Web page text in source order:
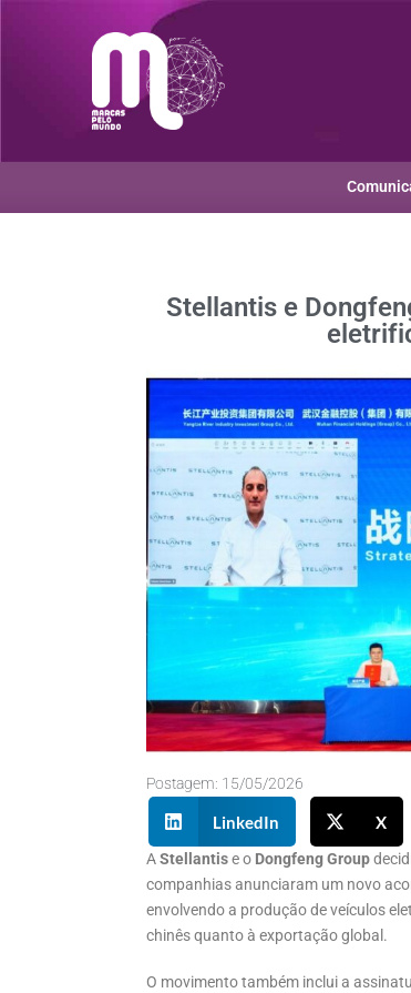
Stellantis e
Postagem: 15/05/2026
LinkedIn X
AStellantise o Dongfeng Group
companhias anunciaram um novo
envolvendo a produção de veículos
chinês quanto à exportação global.
O movimento também inclui a